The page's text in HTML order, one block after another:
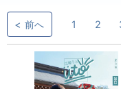
< 前へ 1 2